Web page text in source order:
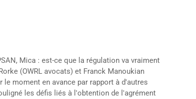
Mica : est-ce que la régulation va vraiment
(OWRL avocats) et Franck Manoukian
le moment en avance par rapport à d'autres
les défis liés à l'obtention de l'agrément